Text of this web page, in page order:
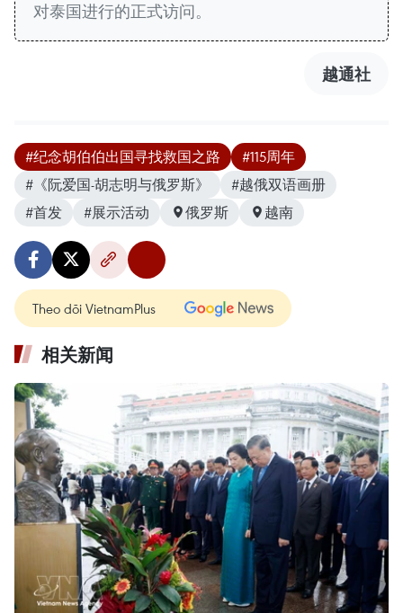
对泰国进行的正式访问。
越通社
#纪念胡伯伯出国寻找救国之路
#115周年
#《阮爱国-胡志明与俄罗斯》
#越俄双语画册
#首发
#展示活动 俄罗斯 越南
Theo dõi VietnamPlus
相关新闻